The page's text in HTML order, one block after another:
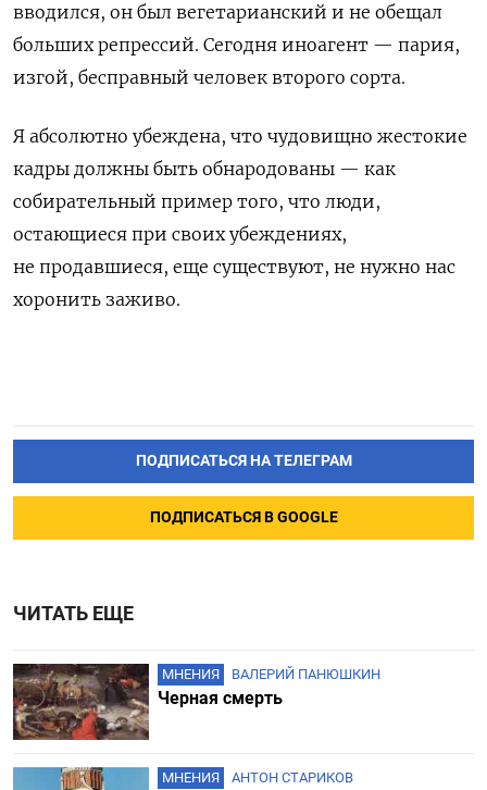
вводился, он был вегетарианский и не обещал
больших репрессий. Сегодня иноагент — пария,
изгой, бесправный человек второго сорта.
Я абсолютно убеждена, что чудовищно жестокие
кадры должны быть обнародованы — как
собирательный пример того, что люди,
остающиеся при своих убеждениях,
не продавшиеся, еще существуют, не нужно нас
хоронить заживо.
ПОДПИСАТЬСЯ НА ТЕЛЕГРАМ
ПОДПИСАТЬСЯ В GOOGLE
ЧИТАТЬ ЕЩЕ
МНЕНИЯ ВАЛЕРИЙ ПАНЮШКИН
Черная смерть
МНЕНИЯ АНТОН СТАРИКОВ